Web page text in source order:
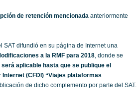
de retención mencionada anteriormente
SAT difundió en su página de Internet una
a la RMF para 2018, donde se
aplicable hasta que se publique el
(CFDI) “Viajes plataformas
de dicho complemento por parte del SAT.